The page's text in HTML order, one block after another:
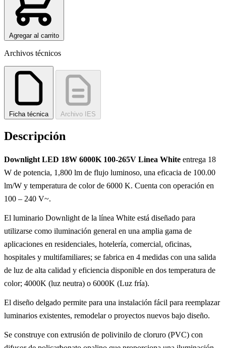
Agregar al carrito
Archivos técnicos
Ficha técnica Archivo IES
Descripción
Downlight LED 18W 6000K 100-265V Linea White entrega 18
W de potencia, 1,800 lm de flujo luminoso, una eficacia de 100.00
lm/W y temperatura de color de 6000 K. Cuenta con operación en
100 – 240 V~.
El luminario Downlight de la línea White está diseñado para
utilizarse como iluminación general en una amplia gama de
aplicaciones en residenciales, hotelería, comercial, oficinas,
hospitales y multifamiliares; se fabrica en 4 medidas con una salida
de luz de alta calidad y eficiencia disponible en dos temperatura de
color; 4000K (luz neutra) o 6000K (Luz fría).
El diseño delgado permite para una instalación fácil para reemplazar
luminarios existentes, remodelar o proyectos nuevos bajo diseño.
Se construye con extrusión de polivinilo de cloruro (PVC) con